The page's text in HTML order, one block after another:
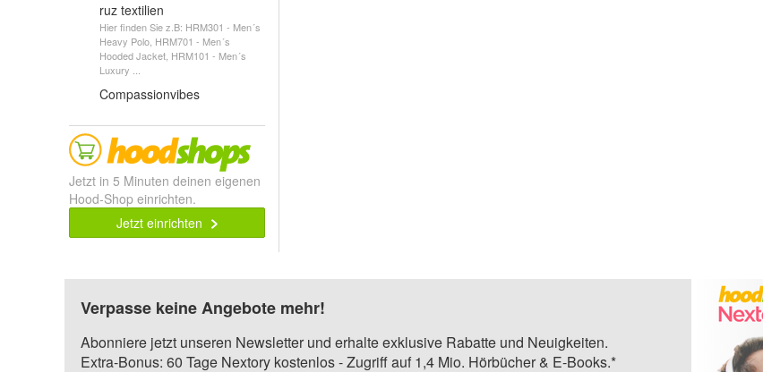
ruz textilien
Hier finden Sie z.B: HRM301 - Men´s
Heavy Polo, HRM701 - Men´s
Hooded Jacket, HRM101 - Men´s
Luxury ...
Compassionvibes
Jetzt in 5 Minuten deinen eigenen
Hood-Shop einrichten.
Jetzt einrichten
Verpasse keine Angebote mehr!
Abonniere jetzt unseren Newsletter und erhalte exklusive Rabatte und Neuigkeiten.
Extra-Bonus: 60 Tage Nextory kostenlos - Zugriff auf 1,4 Mio. Hörbücher & E-Books.*